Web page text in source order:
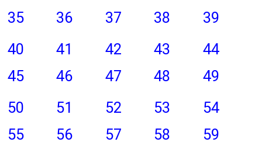
35
36 37 38
39
40
41 42 43
44
45
46 47 48
49
50
51 52 53
54
55
56 57 58
59